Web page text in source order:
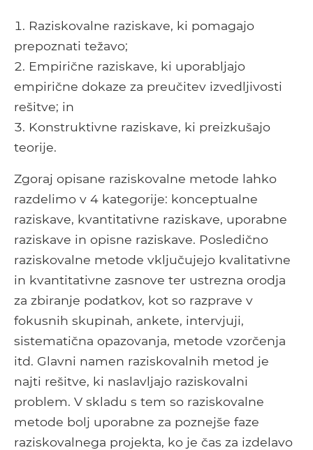
Raziskovalne raziskave, ki pomagajo
prepoznati težavo;
Empirične raziskave, ki uporabljajo
empirične dokaze za preučitev izvedljivosti
rešitve; in
Konstruktivne raziskave, ki preizkušajo
teorije.
Zgoraj opisane raziskovalne metode lahko
razdelimo v 4 kategorije: konceptualne
raziskave, kvantitativne raziskave, uporabne
raziskave in opisne raziskave. Posledično
raziskovalne metode vključujejo kvalitativne
in kvantitativne zasnove ter ustrezna orodja
za zbiranje podatkov, kot so razprave v
fokusnih skupinah, ankete, intervjuji,
sistematična opazovanja, metode vzorčenja
itd. Glavni namen raziskovalnih metod je
najti rešitve, ki naslavljajo raziskovalni
problem. V skladu s tem so raziskovalne
metode bolj uporabne za poznejše faze
raziskovalnega projekta, ko je čas za izdelavo